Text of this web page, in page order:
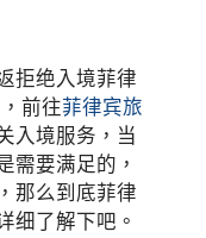
拒绝入境菲律
前往菲律宾旅
入境服务，当
需要满足的，
那么到底菲律
细了解下吧。